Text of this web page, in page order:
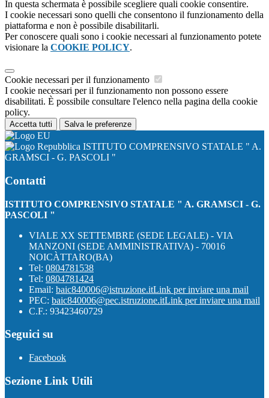
In questa schermata è possibile scegliere quali cookie consentire.
I cookie necessari sono quelli che consentono il funzionamento della
piattaforma e non è possibile disabilitarli.
Per conoscere quali sono i cookie necessari al funzionamento potete
visionare la COOKIE POLICY.
Cookie necessari per il funzionamento
I cookie necessari per il funzionamento non possono essere
disabilitati. È possibile consultare l'elenco nella pagina della cookie
policy.
Accetta tutti Salva le preferenze
ISTITUTO COMPRENSIVO STATALE " A.
GRAMSCI - G. PASCOLI "
Contatti
ISTITUTO COMPRENSIVO STATALE " A. GRAMSCI - G.
PASCOLI "
VIALE XX SETTEMBRE (SEDE LEGALE) - VIA
MANZONI (SEDE AMMINISTRATIVA) - 70016
NOICÀTTARO(BA)
Tel: 0804781538
Tel: 0804781424
Email: baic840006@istruzione.itLink per inviare una mail
PEC: baic840006@pec.istruzione.itLink per inviare una mail
C.F.: 93423460729
Seguici su
Facebook
Sezione Link Utili